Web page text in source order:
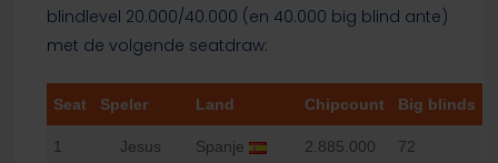
blindlevel 20.000/40.000 (en 40.000 big blind ante)
met de volgende seatdraw:
Seat Speler Land Chipcount Big blinds
1
Jesus
Spanje 2.885.000 72